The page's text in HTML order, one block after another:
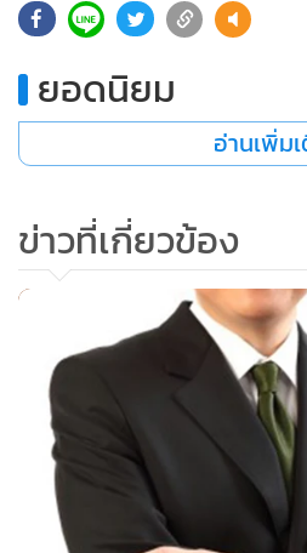
ลดลง 2.21% จากเป้าหมาย 10% แ
3.40% จากเป้าหมาย 10% ทั้งนี้เครื
รณรงค์ให้ปลูกต้นไม้ยืนต้นในครั้งนี้จ
โลกร้อน และทำให้องค์กรก้าวสู่การ
ที่สุด
ยอดนิยม
อ่านเพิ่ม
ข่าวที่เกี่ยวข้อง